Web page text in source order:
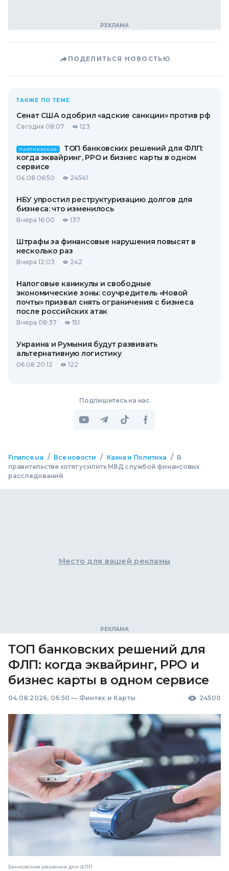
ПОДЕЛИТЬСЯ НОВОСТЬЮ
ТАКЖЕ ПО ТЕМЕ
Сенат США одобрил «адские санкции» против рф
Сегодня 08:07 123
ПАРТНЕРСКАЯ
ТОП банковских решений для ФЛП:
когда эквайринг, РРО и бизнес карты в одном
сервисе
04.08 06:50 24541
НБУ упростил реструктуризацию долгов для
бизнеса: что изменилось
Вчера 16:00 137
Штрафы за финансовые нарушения повысят в
несколько раз
Вчера 12:03 242
Налоговые каникулы и свободные
экономические зоны: соучредитель «Новой
почты» призвал снять ограничения с бизнеса
после российских атак
Вчера 08:37 151
Украина и Румыния будут развивать
альтернативную логистику
06.08 20:12 122
Подпишитесь на нас
Finance.ua / Все новости / Казна и Политика / В
правительстве хотят усилить МВД службой финансовых
расследований
Место для вашей рекламы
ТОП банковских решений для
ФЛП: когда эквайринг, РРО и
бизнес карты в одном сервисе
04.08.2026, 06:50 — Финтех и Карты 24500
Банковские решения для ФЛП